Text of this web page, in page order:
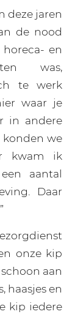
deze jaren
de nood
en
was,
te werk
waar je
in andere
konden we
kwam ik
aantal
Daar
onze kip
aan
haasjes en
kip iedere